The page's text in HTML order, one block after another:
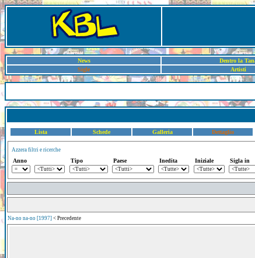
News Dentro la
Sigle
Artisti
Lista Schede Galleria Dettaglio
Azzera filtri e ricerche
Anno Tipo Paese Inedita Iniziale Sigla in
Na-no na-no [1997] < Precedente